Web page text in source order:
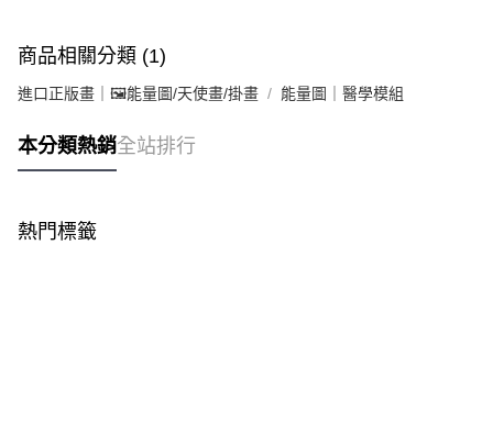
商品相關分類 (1)
進口正版畫｜🖼️能量圖/天使畫/掛畫 能量圖｜醫學模組
本分類熱銷全站排行
熱門標籤